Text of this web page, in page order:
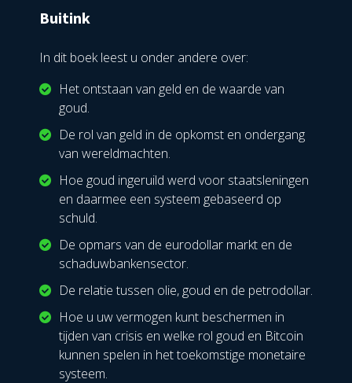
Buitink
In dit boek leest u onder andere over:
Het ontstaan van geld en de waarde van
goud.
De rol van geld in de opkomst en ondergang
van wereldmachten.
Hoe goud ingeruild werd voor staatsleningen
en daarmee een systeem gebaseerd op
schuld.
De opmars van de eurodollar markt en de
schaduwbankensector.
De relatie tussen olie, goud en de petrodollar.
Hoe u uw vermogen kunt beschermen in
tijden van crisis en welke rol goud en Bitcoin
kunnen spelen in het toekomstige monetaire
systeem.